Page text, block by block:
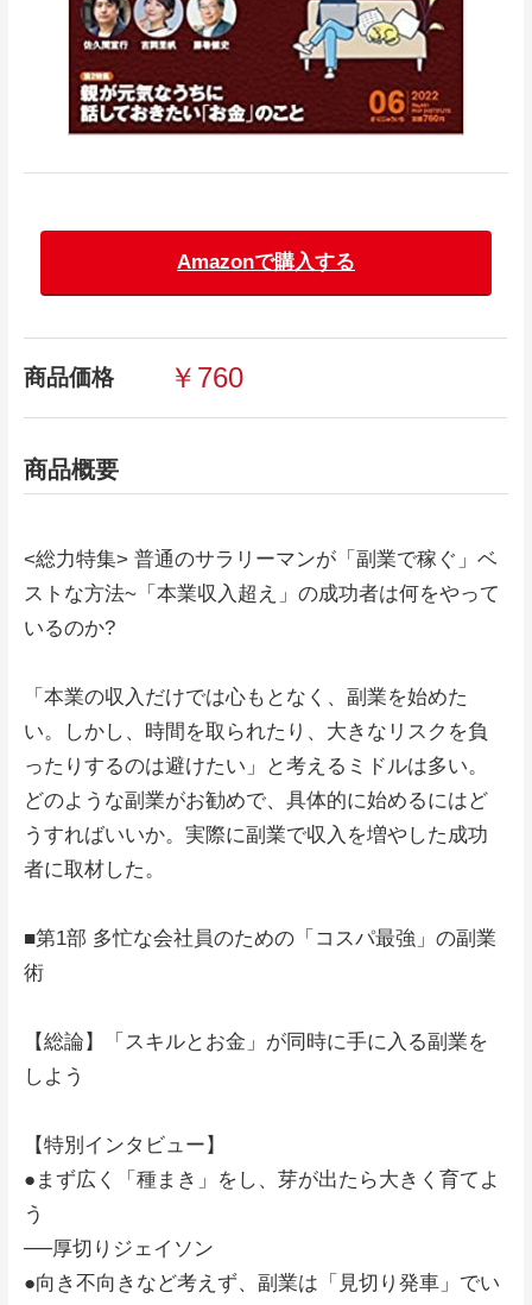
Amazonで購入する
商品価格 ￥760
商品概要
<総力特集> 普通のサラリーマンが「副業で稼ぐ」ベ
ストな方法~「本業収入超え」の成功者は何をやって
いるのか?
「本業の収入だけでは心もとなく、副業を始めた
い。しかし、時間を取られたり、大きなリスクを負
ったりするのは避けたい」と考えるミドルは多い。
どのような副業がお勧めで、具体的に始めるにはど
うすればいいか。実際に副業で収入を増やした成功
者に取材した。
■第1部 多忙な会社員のための「コスパ最強」の副業
術
【総論】「スキルとお金」が同時に手に入る副業を
しよう
【特別インタビュー】
●まず広く「種まき」をし、芽が出たら大きく育てよ
う
──厚切りジェイソン
●向き不向きなど考えず、副業は「見切り発車」でい